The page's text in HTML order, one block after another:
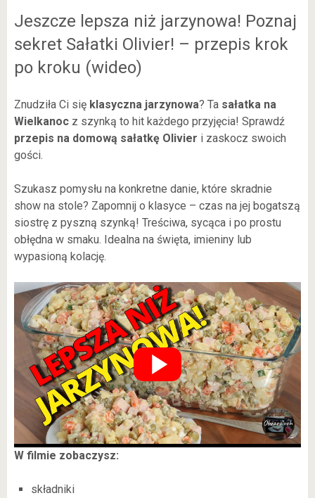
Jeszcze lepsza niż jarzynowa! Poznaj
sekret Sałatki Olivier! – przepis krok
po kroku (wideo)
Znudziła Ci się klasyczna jarzynowa? Ta sałatka na
Wielkanoc z szynką to hit każdego przyjęcia! Sprawdź
przepis na domową sałatkę Olivier i zaskocz swoich
gości.
Szukasz pomysłu na konkretne danie, które skradnie
show na stole? Zapomnij o klasyce – czas na jej bogatszą
siostrę z pyszną szynką! Treściwa, sycąca i po prostu
obłędna w smaku. Idealna na święta, imieniny lub
wypasioną kolację.
W filmie zobaczysz:
składniki